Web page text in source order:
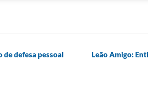
defesa pessoal
Leão Amigo: